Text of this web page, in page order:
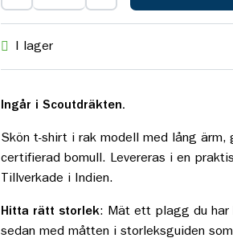
I lager
Ingår i Scoutdräkten.
Skön t-shirt i rak modell med lång ärm,
certifierad bomull. Levereras i en
Tillverkade i Indien.
Hitta rätt storlek: Mät ett plagg du har
sedan med måtten i storleksguiden